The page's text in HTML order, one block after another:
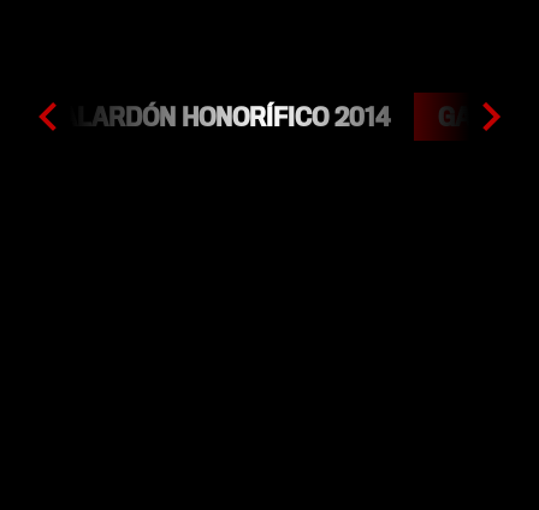
GALARDÓN HONORÍFICO 2014